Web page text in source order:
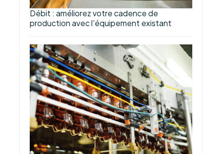
Débit : améliorez votre cadence de
production avec l'équipement existant